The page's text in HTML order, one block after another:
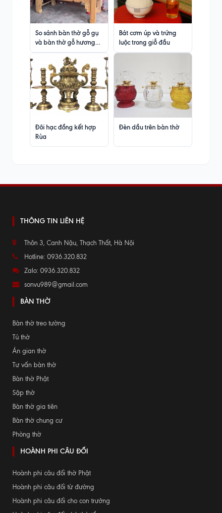
So sánh bàn thờ gỗ gụ
và bàn thờ gỗ hương
đá: Nên chọn loại gỗ
Bát cơm úp và trứng
luộc trong giỗ đầu
Đôi hạc đồng kết hợp
Rùa
Đèn dầu trên bàn thờ
THÔNG TIN LIÊN HỆ
Thôn 3, Canh Nậu, Thạch Thất, Hà Nội
Hotline: 0936.320.832
Zalo: 0936.320.832
sonvu989@gmail.com
BÀN THỜ
Bàn thờ treo tường
Tủ thờ
Án gian thờ
Tư vấn bàn thờ
Bàn thờ Phật
Sập thờ
Bàn thờ gia tiên
Bàn thờ chung cư
Phòng thờ
HOÀNH PHI CÂU ĐỐI
Hoành phi câu đối thờ Phật
Hoành phi câu đối từ đường
Hoành phi câu đối cho con trưởng